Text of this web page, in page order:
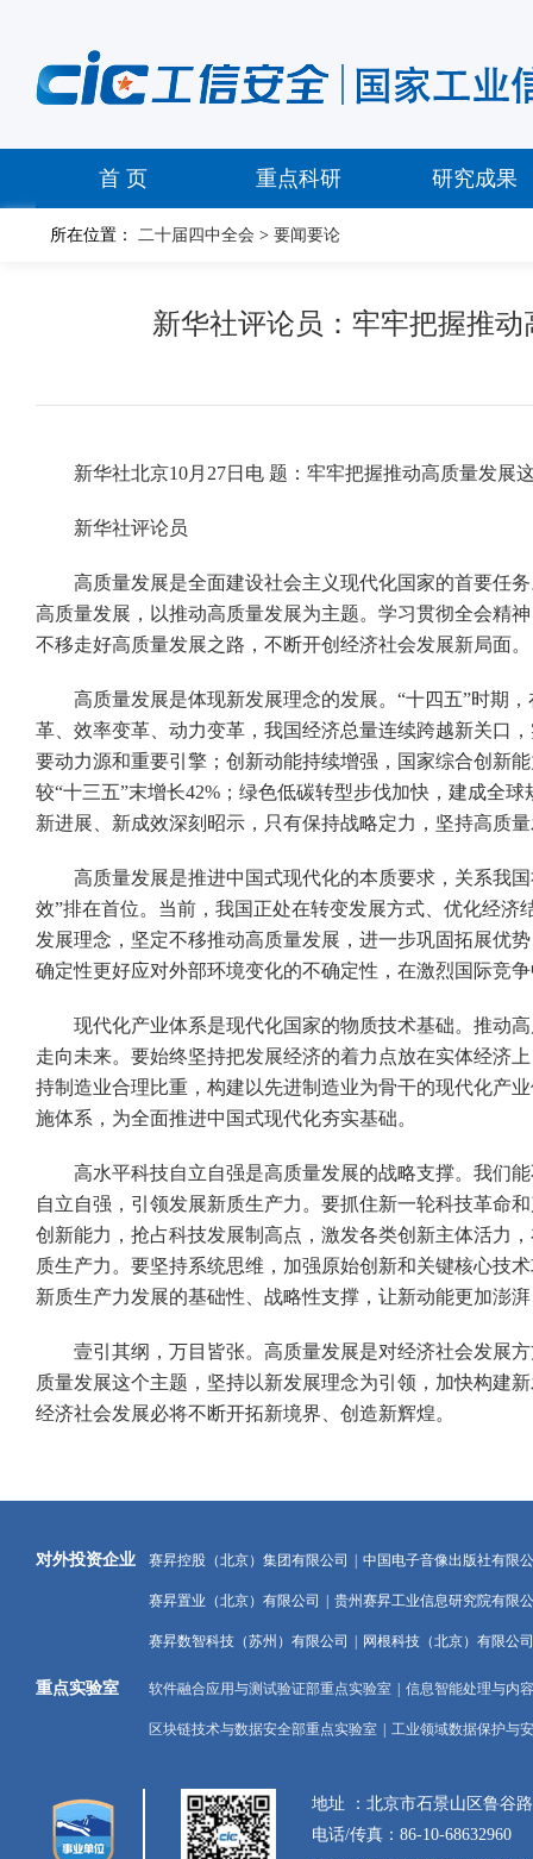
首 页 重点科研 研究成果
所在位置： 二十届四中全会 >要闻要论
新华社评论员：牢牢把握推
新华社北京10月27日电 题：牢牢把握推动高质量发
新华社评论员
高质量发展是全面建设社会主义现代化国家的首要任务
高质量发展，以推动高质量发展为主题。学习贯彻全会精
不移走好高质量发展之路，不断开创经济社会发展新局面。
高质量发展是体现新发展理念的发展。“十四五”时期，
革、效率变革、动力变革，我国经济总量连续跨越新关口
要动力源和重要引擎；创新动能持续增强，国家综合创新
较“十三五”末增长42%；绿色低碳转型步伐加快，建成全
新进展、新成效深刻昭示，只有保持战略定力，坚持高质
高质量发展是推进中国式现代化的本质要求，关系我国
效”排在首位。当前，我国正处在转变发展方式、优化经
发展理念，坚定不移推动高质量发展，进一步巩固拓展优
确定性更好应对外部环境变化的不确定性，在激烈国际竞
现代化产业体系是现代化国家的物质技术基础。推动高
走向未来。要始终坚持把发展经济的着力点放在实体经济
持制造业合理比重，构建以先进制造业为骨干的现代化产
施体系，为全面推进中国式现代化夯实基础。
高水平科技自立自强是高质量发展的战略支撑。我们能
自立自强，引领发展新质生产力。要抓住新一轮科技革命
创新能力，抢占科技发展制高点，激发各类创新主体活力
质生产力。要坚持系统思维，加强原始创新和关键核心技
新质生产力发展的基础性、战略性支撑，让新动能更加澎
壹引其纲，万目皆张。高质量发展是对经济社会发展方
质量发展这个主题，坚持以新发展理念为引领，加快构建
经济社会发展必将不断开拓新境界、创造新辉煌。
对外投资企业 赛昇控股（北京）集团有限公司 中国电子音像出版社有限
赛昇置业（北京）有限公司 贵州赛昇工业信息研究院有限
赛昇数智科技（苏州）有限公司 网根科技（北京）有限公司
重点实验室 软件融合应用与测试验证部重点实验室 信息智能处理与内
区块链技术与数据安全部重点实验室 工业领域数据保护与
地址 ：北京市石景山区
电话/传真：86-10-68632960